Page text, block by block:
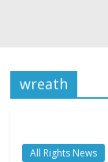
wreath
All Rights News